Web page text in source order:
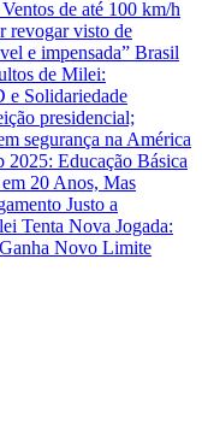
de até 100 km/h
revogar visto de
e impensada” Brasil
de Milei:
e Solidariedade
presidencial;
segurança na América
2025: Educação Básica
20 Anos, Mas
Justo a
Tenta Nova Jogada:
Novo Limite